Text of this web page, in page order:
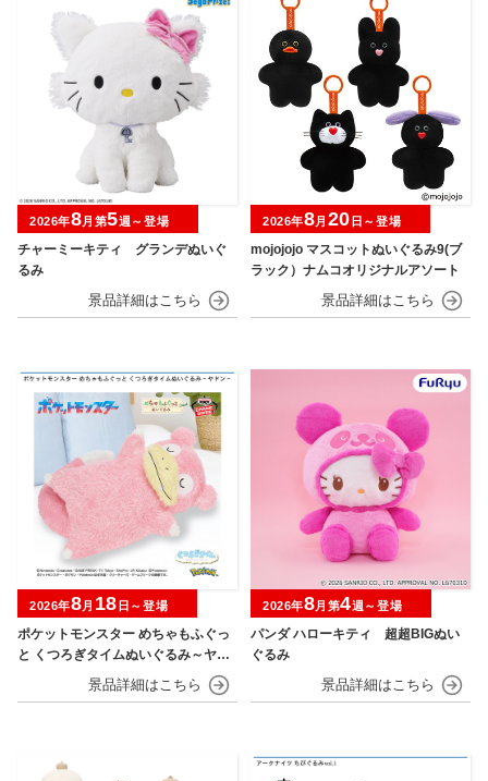
チャーミーキティ グランデぬいぐ
るみ
2026年8月第5週～登場
mojojojo マスコットぬいぐるみ9(ブ
ラック）ナムコオリジナルアソート
2026年8月 20 日～登場
ポケットモンスター めちゃもふぐっ
と くつろぎタイムぬいぐるみ～ヤド
2026年8月 18 日～登場
パンダ ハローキティ 超超BIGぬい
ぐるみ
2026年8月第4週～登場